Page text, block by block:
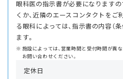
眼科医の指示書が必要になります
くか、近隣のエースコンタクトをご
る眼科によっては、指示書の内容（
ます。
施設によっては、営業時間と受付時間が異
お問い合わせください。
定休日